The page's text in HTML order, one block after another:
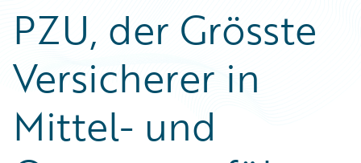
PZU, der Grösste
Versicherer in
Mittel- und